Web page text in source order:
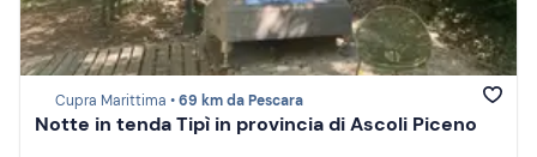
Cupra Marittima •69 km da Pescara
Notte in tenda Tipì in provincia di Ascoli Piceno